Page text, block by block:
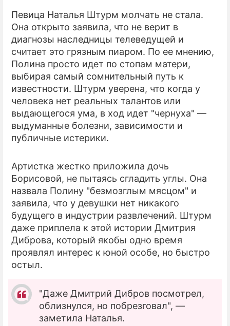
Певица Наталья Штурм молчать не стала.
Она открыто заявила, что не верит в
диагнозы наследницы телеведущей и
считает это грязным пиаром. По ее мнению,
Полина просто идет по стопам матери,
выбирая самый сомнительный путь к
известности. Штурм уверена, что когда у
человека нет реальных талантов или
выдающегося ума, в ход идет "чернуха" —
выдуманные болезни, зависимости и
публичные истерики.
Артистка жестко приложила дочь
Борисовой, не пытаясь сгладить углы. Она
назвала Полину "безмозглым мясцом" и
заявила, что у девушки нет никакого
будущего в индустрии развлечений. Штурм
даже приплела к этой истории Дмитрия
Диброва, который якобы одно время
проявлял интерес к юной особе, но быстро
остыл.
"Даже Дмитрий Дибров посмотрел,
облизнулся, но побрезговал", —
заметила Наталья.